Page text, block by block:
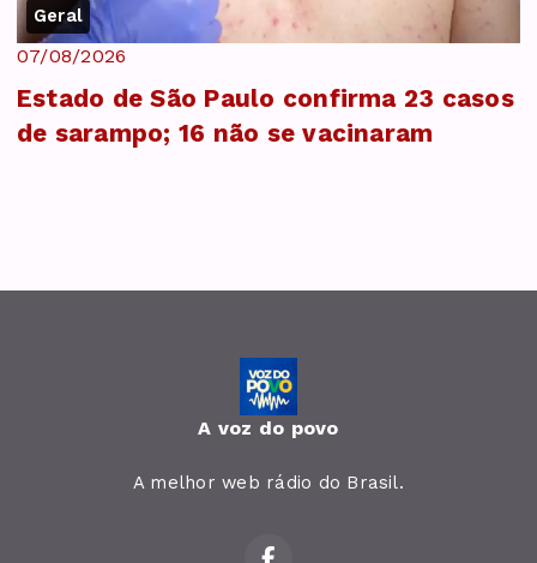
Geral
07/08/2026
Estado de São Paulo confirma 23 casos
de sarampo; 16 não se vacinaram
A voz do povo
A melhor web rádio do Brasil.